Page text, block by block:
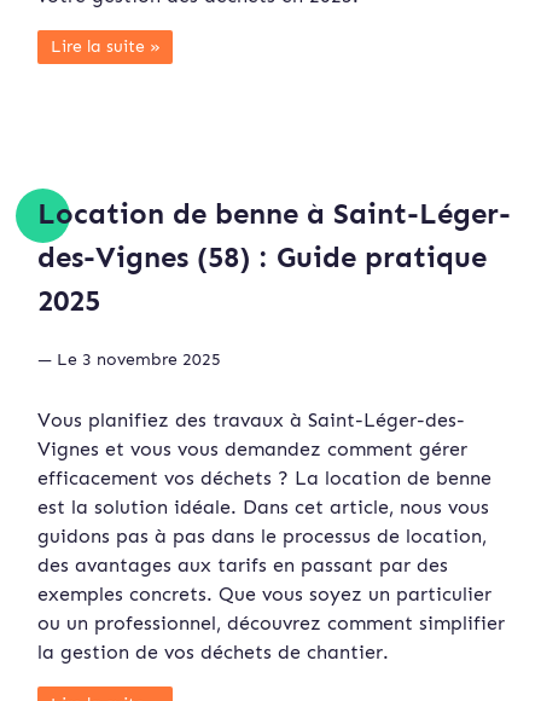
Lire la suite »
Location de benne à Saint-Léger-
des-Vignes (58) : Guide pratique
2025
— Le 3 novembre 2025
Vous planifiez des travaux à Saint-Léger-des-
Vignes et vous vous demandez comment gérer
efficacement vos déchets ? La location de benne
est la solution idéale. Dans cet article, nous vous
guidons pas à pas dans le processus de location,
des avantages aux tarifs en passant par des
exemples concrets. Que vous soyez un particulier
ou un professionnel, découvrez comment simplifier
la gestion de vos déchets de chantier.